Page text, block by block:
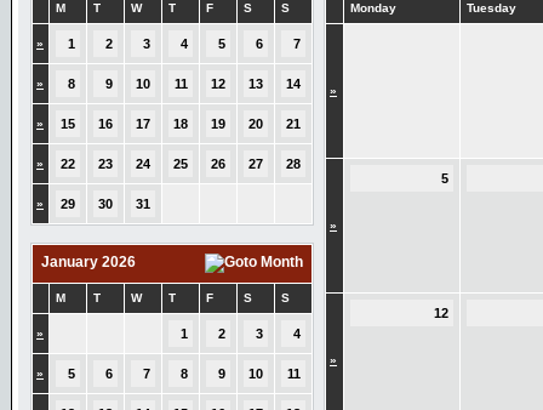
M T W T F S S
» 1 2 3 4 5 6 7
» 8 9 10 11 12 13 14
» 15 16 17 18 19 20 21
» 22 23 24 25 26 27 28
» 29 30 31
January 2026
M T W T F S S
» 1 2 3 4
» 5 6 7 8 9 10 11
Monday Tuesday
»
»
5
»
12